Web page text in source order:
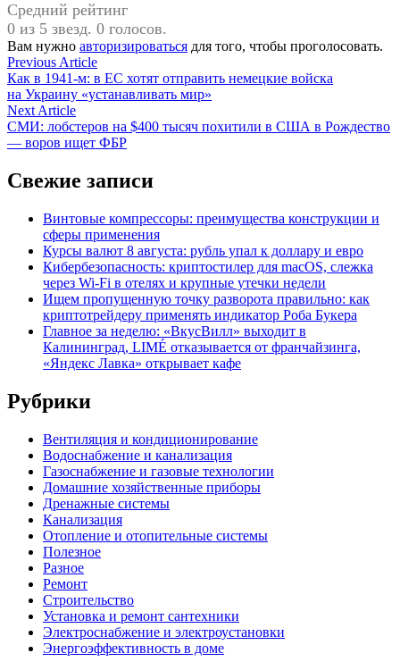
Средний рейтинг
0 из 5 звезд. 0 голосов.
Вам нужно авторизироваться для того, чтобы проголосовать.
Навигация
по
записям
Previous ArticlePrevious
article:
Как в 1941-м: в ЕС хотят отправить немецкие войска
на Украину «устанавливать мир»
Next ArticleNext
article:
СМИ: лобстеров на $400 тысяч похитили в США в Рождество
— воров ищет ФБР
Свежие записи
Винтовые компрессоры: преимущества конструкции и
сферы применения
Курсы валют 8 августа: рубль упал к доллару и евро
Кибербезопасность: криптостилер для macOS, слежка
через Wi-Fi в отелях и крупные утечки недели
Ищем пропущенную точку разворота правильно: как
криптотрейдеру применять индикатор Роба Букера
Главное за неделю: «ВкусВилл» выходит в
Калининград, LIMÉ отказывается от франчайзинга,
«Яндекс Лавка» открывает кафе
Рубрики
Вентиляция и кондиционирование
Водоснабжение и канализация
Газоснабжение и газовые технологии
Домашние хозяйственные приборы
Дренажные системы
Канализация
Отопление и отопительные системы
Полезное
Разное
Ремонт
Строительство
Установка и ремонт сантехники
Электроснабжение и электроустановки
Энергоэффективность в доме